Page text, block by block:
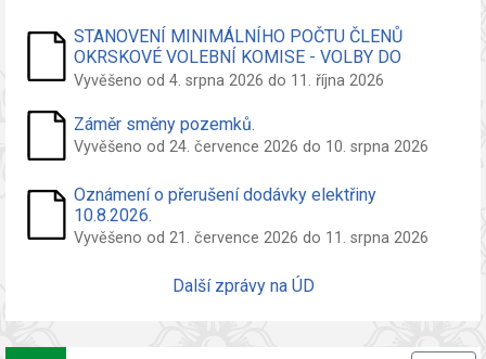
STANOVENÍ MINIMÁLNÍHO POČTU ČLENŮ
OKRSKOVÉ VOLEBNÍ KOMISE - VOLBY DO
ZASTUPITELSTVA OBCE
Vyvěšeno od 4. srpna 2026 do 11. října 2026
Záměr směny pozemků.
Vyvěšeno od 24. července 2026 do 10. srpna 2026
Oznámení o přerušení dodávky elektřiny
10.8.2026.
Vyvěšeno od 21. července 2026 do 11. srpna 2026
Další zprávy na ÚD